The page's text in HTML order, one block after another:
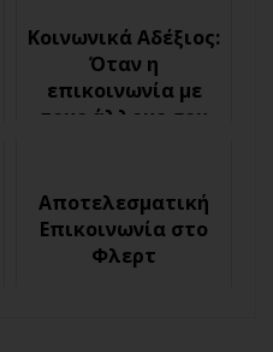
Κοινωνικά Αδέξιος:
Όταν η
επικοινωνία με
τους άλλους σου
Αποτελεσματική
Επικοινωνία στο
Φλερτ